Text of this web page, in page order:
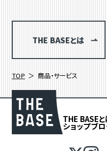
THE BASEとは
TOP 商品・サービス
THE BASE
ショップブ